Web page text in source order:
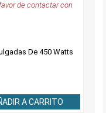
de contactar con
De 450 Watts
A CARRITO